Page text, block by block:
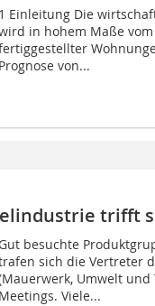
1 Einleitung Die
in hohem Maße
Prognose von...
trifft
Gut besuchte
sich die Vertreter
Umwelt und
Meetings. Viele...